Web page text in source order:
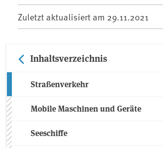
Zuletzt aktualisiert am 29.11.2021
Inhaltsverzeichnis
Straßenverkehr
Mobile Maschinen und Geräte
Seeschiffe